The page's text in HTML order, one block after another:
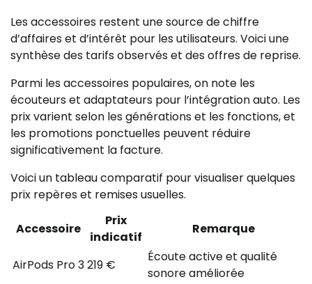
Les accessoires restent une source de chiffre
d’affaires et d’intérêt pour les utilisateurs. Voici une
synthèse des tarifs observés et des offres de reprise.
Parmi les accessoires populaires, on note les
écouteurs et adaptateurs pour l’intégration auto. Les
prix varient selon les générations et les fonctions, et
les promotions ponctuelles peuvent réduire
significativement la facture.
Voici un tableau comparatif pour visualiser quelques
prix repères et remises usuelles.
Accessoire
Prix
indicatif
Remarque
AirPods Pro 3219 €
Écoute active et qualité
sonore améliorée